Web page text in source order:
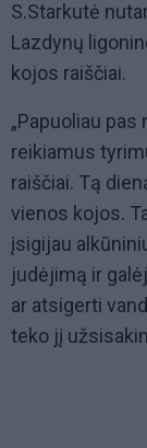
S.Starkutė
Lazdynų
kojos raiščiai.
„Papuoliau
reikiamus
raiščiai. Tą
vienos kojos.
įsigijau
judėjimą ir
ar atsigerti
teko jį